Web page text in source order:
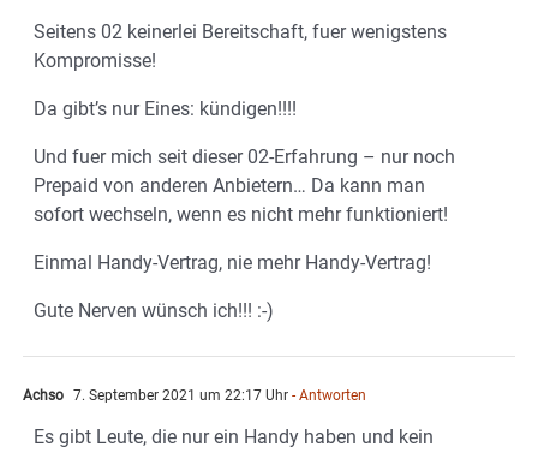
Seitens 02 keinerlei Bereitschaft, fuer wenigstens
Kompromisse!
Da gibt’s nur Eines: kündigen!!!!
Und fuer mich seit dieser 02-Erfahrung – nur noch
Prepaid von anderen Anbietern… Da kann man
sofort wechseln, wenn es nicht mehr funktioniert!
Einmal Handy-Vertrag, nie mehr Handy-Vertrag!
Gute Nerven wünsch ich!!! :-)
Achso 7. September 2021 um 22:17 Uhr - Antworten
Es gibt Leute, die nur ein Handy haben und kein